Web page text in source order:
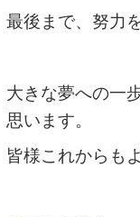
最後まで、努力
大きな夢への一
思います。
皆様これからも